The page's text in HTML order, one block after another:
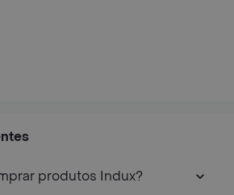
produtos Indux?